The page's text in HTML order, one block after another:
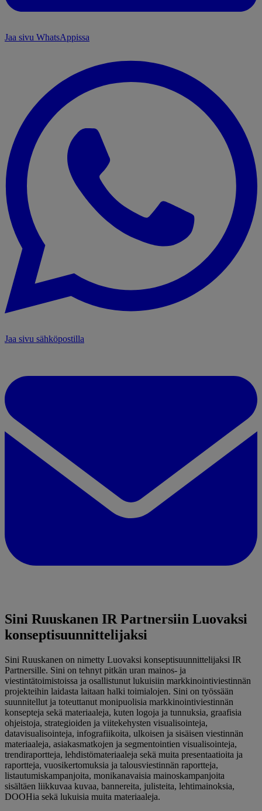
Jaa sivu WhatsAppissa
Jaa sivu sähköpostilla
Sini Ruuskanen IR Partnersiin Luovaksi
konseptisuunnittelijaksi
Sini Ruuskanen on nimetty Luovaksi konseptisuunnittelijaksi IR
Partnersille. Sini on tehnyt pitkän uran mainos- ja
viestintätoimistoissa ja osallistunut lukuisiin markkinointiviestinnän
projekteihin laidasta laitaan halki toimialojen. Sini on työssään
suunnitellut ja toteuttanut monipuolisia markkinointiviestinnän
konsepteja sekä materiaaleja, kuten logoja ja tunnuksia, graafisia
ohjeistoja, strategioiden ja viitekehysten visualisointeja,
datavisualisointeja, infografiikoita, ulkoisen ja sisäisen viestinnän
materiaaleja, asiakasmatkojen ja segmentointien visualisointeja,
trendiraportteja, lehdistömateriaaleja sekä muita presentaatioita ja
raportteja, vuosikertomuksia ja talousviestinnän raportteja,
listautumiskampanjoita, monikanavaisia mainoskampanjoita
sisältäen liikkuvaa kuvaa, bannereita, julisteita, lehtimainoksia,
DOOHia sekä lukuisia muita materiaaleja.